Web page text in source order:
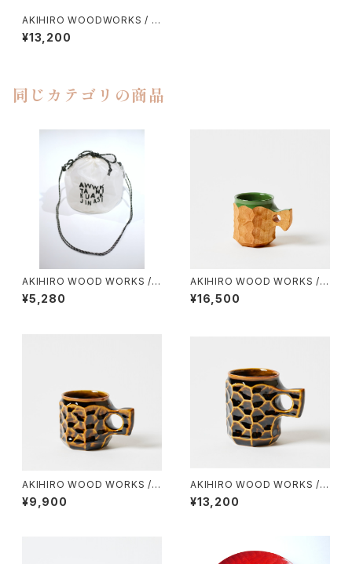
AKIHIRO WOODWORKS / ジ
ンカップL
¥13,200
同じカテゴリの商品
AKIHIRO WOOD WORKS /
スケスケ巾着
¥5,280
AKIHIRO WOOD WORKS / J
INCUP URUSHI HYBRID（MI
NI）
¥16,500
AKIHIRO WOOD WORKS / J
INCUP CERAMIC（M）
¥9,900
AKIHIRO WOOD WORKS / J
INCUP CERAMIC（L）
¥13,200